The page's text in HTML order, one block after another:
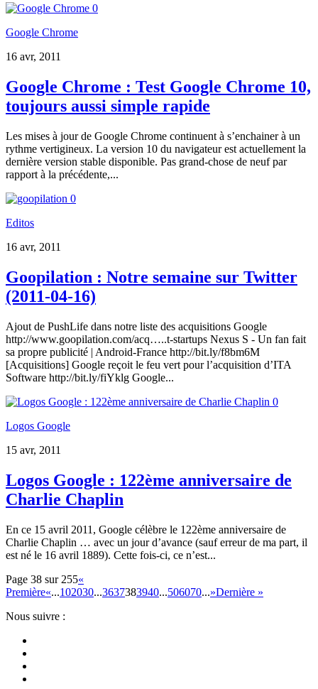
0
Google Chrome
16 avr, 2011
Google Chrome : Test Google Chrome 10,
toujours aussi simple rapide
Les mises à jour de Google Chrome continuent à s’enchainer à un
rythme vertigineux. La version 10 du navigateur est actuellement la
dernière version stable disponible. Pas grand-chose de neuf par
rapport à la précédente,...
0
Editos
16 avr, 2011
Goopilation : Notre semaine sur Twitter
(2011-04-16)
Ajout de PushLife dans notre liste des acquisitions Google
http://www.goopilation.com/acq…..t-startups Nexus S - Un fan fait
sa propre publicité | Android-France http://bit.ly/f8bm6M
[Acquisitions] Google reçoit le feu vert pour l’acquisition d’ITA
Software http://bit.ly/fiYklg Google...
0
Logos Google
15 avr, 2011
Logos Google : 122ème anniversaire de
Charlie Chaplin
En ce 15 avril 2011, Google célèbre le 122ème anniversaire de
Charlie Chaplin … avec un jour d’avance (sauf erreur de ma part, il
est né le 16 avril 1889). Cette fois-ci, ce n’est...
Page 38 sur 255«
Première«...102030...3637383940...506070...»Dernière »
Nous suivre :